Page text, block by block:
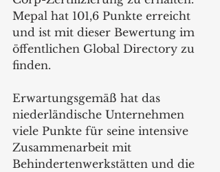
Mepal hat 101,6 Punkte erreicht
und ist mit dieser Bewertung im
öffentlichen Global Directory zu
finden.
Erwartungsgemäß hat das
niederländische Unternehmen
viele Punkte für seine intensive
Zusammenarbeit mit
Behindertenwerkstätten und die